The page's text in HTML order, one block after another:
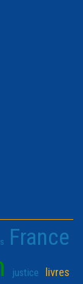
France
justice livres